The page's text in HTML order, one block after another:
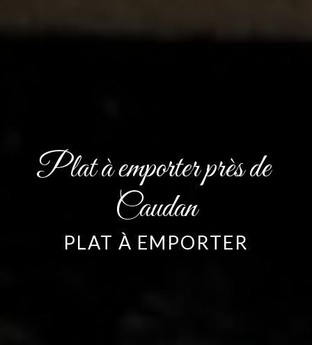
Plat à emporter près de
Caudan
PLAT À EMPORTER